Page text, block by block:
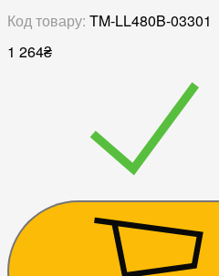
Код товару: TM-LL480B-03301
1 264₴